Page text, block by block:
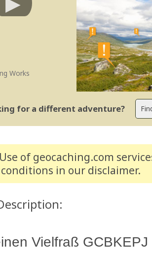
Works
for a different adventure?
of geocaching.com
in our disclaimer.
Vielfraß